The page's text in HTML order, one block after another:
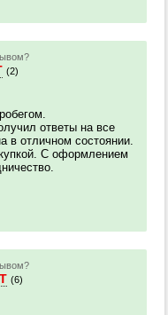
(2)
ответы на все
в отличном состоянии.
С оформлением
(6)